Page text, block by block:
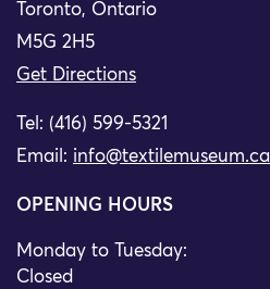
Toronto, Ontario
M5G 2H5
Get Directions
Tel: (416) 599-5321
Email: info@textilemuseum.ca
OPENING HOURS
Monday to Tuesday:
Closed